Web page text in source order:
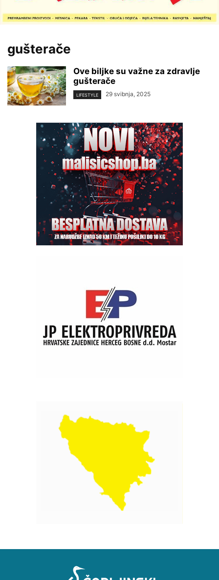
gušterače
Ove biljke su važne za zdravlje
gušterače
LIFESTYLE 29 svibnja, 2025